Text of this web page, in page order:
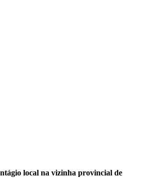
local na vizinha provincial de